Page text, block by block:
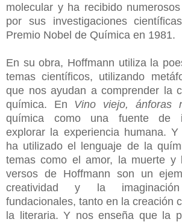
molecular y ha recibido
por sus investigaciones
Premio Nobel de Química en 1981.
En su obra, Hoffmann utiliza la
temas científicos, utilizando
que nos ayudan a comprender la
química. En Vino viejo, ánforas
química como una fuente de
explorar la experiencia humana.
ha utilizado el lenguaje de la
temas como el amor, la muerte y
versos de Hoffmann son un
creatividad y la
fundacionales, tanto en la creación
la literaria. Y nos enseña que la